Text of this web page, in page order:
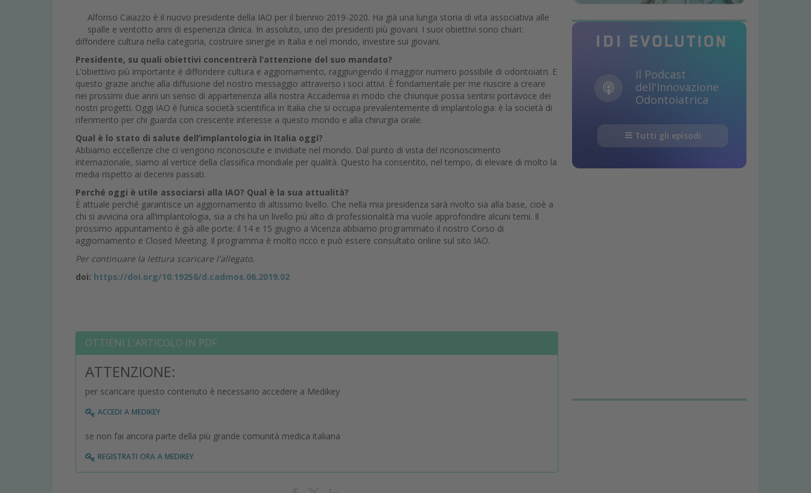
Alfonso Caiazzo è il nuovo presidente della IAO per il biennio 2019-2020. Ha già una lunga storia di vita associativa alle
spalle e ventotto anni di esperienza clinica. In assoluto, uno dei presidenti più giovani. I suoi obiettivi sono chiari:
diffondere cultura nella categoria, costruire sinergie in Italia e nel mondo, investire sui giovani.
Presidente, su quali obiettivi concentrerà l’attenzione del suo mandato?
L’obiettivo più importante è diffondere cultura e aggiornamento, raggiungendo il maggior numero possibile di odontoiatri. E
questo grazie anche alla diffusione del nostro messaggio attraverso i soci attivi. È fondamentale per me riuscire a creare
nei prossimi due anni un senso di appartenenza alla nostra Accademia in modo che chiunque possa sentirsi portavoce dei
nostri progetti. Oggi IAO è l’unica società scientifica in Italia che si occupa prevalentemente di implantologia: è la società di
riferimento per chi guarda con crescente interesse a questo mondo e alla chirurgia orale.
Qual è lo stato di salute dell’implantologia in Italia oggi?
Abbiamo eccellenze che ci vengono riconosciute e invidiate nel mondo. Dal punto di vista del riconoscimento
internazionale, siamo al vertice della classifica mondiale per qualità. Questo ha consentito, nel tempo, di elevare di molto la
media rispetto ai decenni passati.
Perché oggi è utile associarsi alla IAO? Qual è la sua attualità?
È attuale perché garantisce un aggiornamento di altissimo livello. Che nella mia presidenza sarà rivolto sia alla base, cioè a
chi si avvicina ora all’implantologia, sia a chi ha un livello più alto di professionalità ma vuole approfondire alcuni temi. Il
prossimo appuntamento è già alle porte: il 14 e 15 giugno a Vicenza abbiamo programmato il nostro Corso di
aggiornamento e Closed Meeting. Il programma è molto ricco e può essere consultato online sul sito IAO.
Per continuare la lettura scaricare l'allegato.
doi: https://doi.org/10.19256/d.cadmos.06.2019.02
OTTIENI L'ARTICOLO IN PDF
ATTENZIONE:
per scaricare questo contenuto è necessario accedere a Medikey
accedi a medikey
se non fai ancora parte della più grande comunità medica italiana
registrati ora a medikey
Il Podcast
dell'Innovazione
Odontoiatrica
Tutti gli episodi